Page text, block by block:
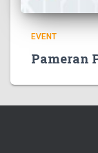
EVENT
Pameran